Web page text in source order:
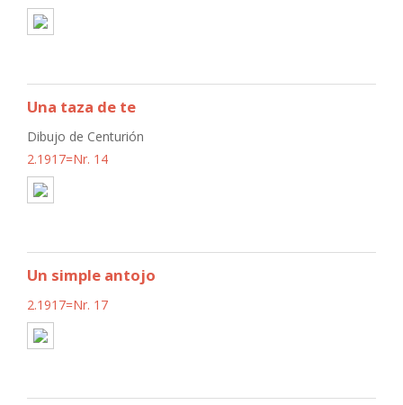
Una taza de te
Dibujo de Centurión
2.1917=Nr. 14
Un simple antojo
2.1917=Nr. 17